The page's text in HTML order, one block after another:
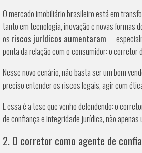
O mercado imobiliário brasileiro está em
tanto em tecnologia, inovação e novas formas
os riscos jurídicos aumentaram—
ponta da relação com o consumidor: o corretor
Nesse novo cenário, não basta ser um bom
preciso entender os riscos legais, agir com
E essa é a tese que venho defendendo: o
de confiança e integridade jurídica, não apenas
2. O corretor como agente de